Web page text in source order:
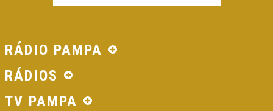
RÁDIO PAMPA
RÁDIOS
TV PAMPA